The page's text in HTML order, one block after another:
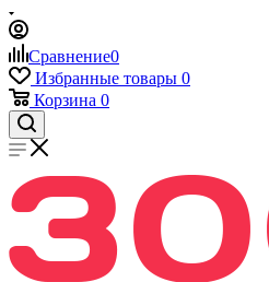
Сравнение0
Избранные товары 0
Корзина 0